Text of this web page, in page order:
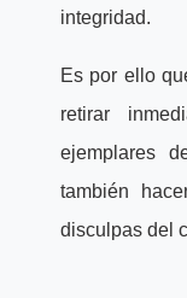
integridad.
Es por ello
retirar
ejemplares
también
disculpas del